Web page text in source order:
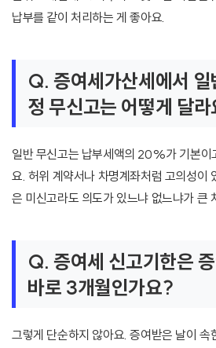
납부를 같이 처리하는 게 좋아요.
Q. 증여세가산세에서
정 무신고는 어떻게 달
일반 무신고는 납부세액의 20%가 기본
요. 허위 계약서나 차명계좌처럼 고의성이
은 미신고라도 의도가 있느냐 없느냐가 큰
Q. 증여세 신고기한은
바로 3개월인가요?
그렇게 단순하지 않아요. 증여받은 날이 속